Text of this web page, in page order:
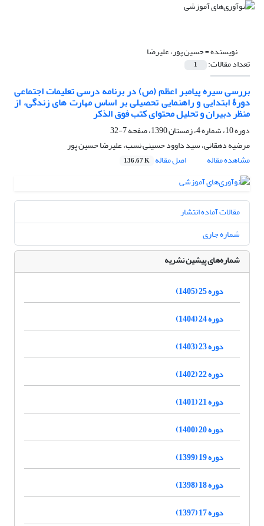
نویسنده =حسین پور، علیرضا
تعداد مقالات: 1
بررسی سیره پیامبر اعظم (ص) در برنامه درسی تعلیمات اجتماعی
دورۀ ابتدایی و راهنمایی تحصیلی بر اساس مهارت های زندگی، از
منظر دبیران و تحلیل محتوای کتب فوق الذکر
دوره 10، شماره 4، زمستان 1390، صفحه
7-32
مرضیه دهقانی، سید داوود حسینی نسب، علیرضا حسین پور
مشاهده مقاله
اصل مقاله 136.67 K
مقالات آماده انتشار
شماره جاری
شماره‌های پیشین نشریه
دوره 25 (1405)
دوره 24 (1404)
دوره 23 (1403)
دوره 22 (1402)
دوره 21 (1401)
دوره 20 (1400)
دوره 19 (1399)
دوره 18 (1398)
دوره 17 (1397)